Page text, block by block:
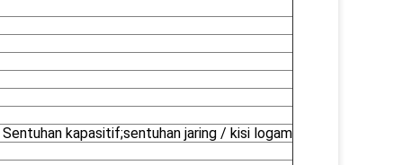
kapasitif;sentuhan jaring / kisi logam